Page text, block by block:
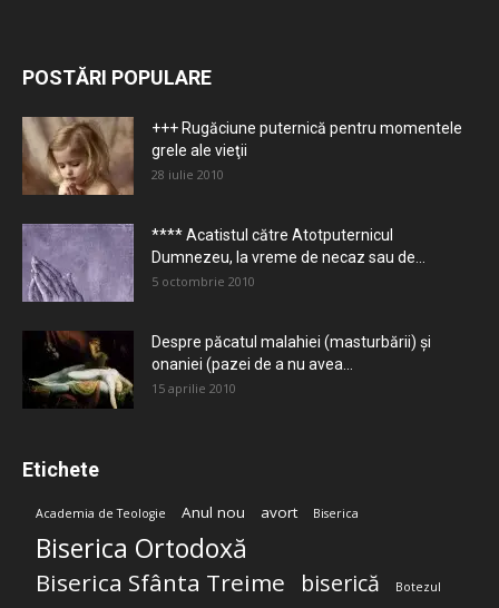
POSTĂRI POPULARE
+++ Rugăciune puternică pentru momentele
grele ale vieţii
28 iulie 2010
**** Acatistul către Atotputernicul
Dumnezeu, la vreme de necaz sau de...
5 octombrie 2010
Despre păcatul malahiei (masturbării) şi
onaniei (pazei de a nu avea...
15 aprilie 2010
Etichete
Academia de Teologie Anul nou avort Biserica
Biserica Ortodoxă
Biserica Sfânta Treime biserică Botezul